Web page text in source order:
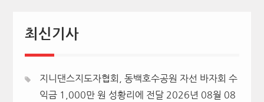
최신기사
지니댄스지도자협회, 동백호수공원 자선 바자회 수
익금 1,000만 원 성황리에 전달 2026년 08월 08